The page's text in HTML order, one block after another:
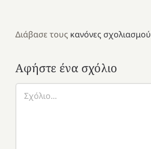
Διάβασε τους κανόνες σχολιασμού
Αφήστε ένα σχόλιο